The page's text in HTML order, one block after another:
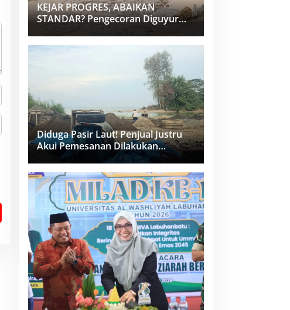
KEJAR PROGRES, ABAIKAN
STANDAR? Pengecoran Diguyur
Hujan di Proyek Rp87,34 Miliar
Sukma Nias, Konsultan, Pengawas
dan PPK Bungkam
Diduga Pasir Laut! Penjual Justru
Akui Pemesanan Dilakukan
Langsung Humas Proyek Sukma